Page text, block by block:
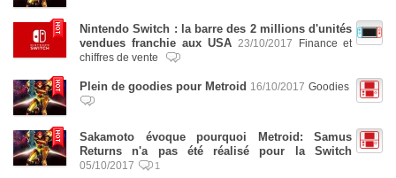
Nintendo Switch : la barre des 2 millions d'unités
vendues franchie aux USA
23/10/2017
Finance et
chiffres de vente
Plein de goodies pour Metroid 16/10/2017 Goodies
Sakamoto évoque pourquoi Metroid: Samus
Returns n'a pas été réalisé pour la Switch
05/10/2017 1